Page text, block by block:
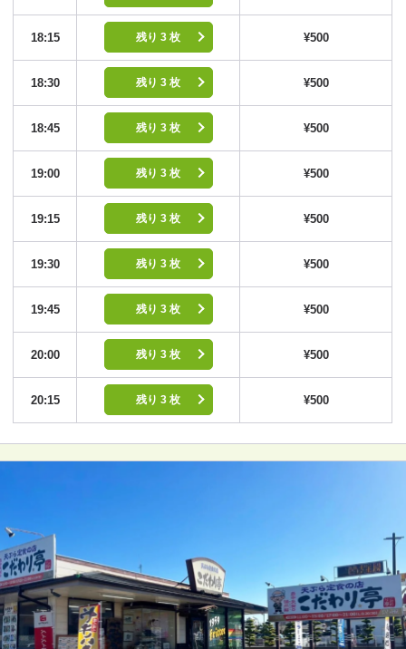
18:15 残り 3 枚 ¥500
18:30 残り 3 枚 ¥500
18:45 残り 3 枚 ¥500
19:00 残り 3 枚 ¥500
19:15 残り 3 枚 ¥500
19:30 残り 3 枚 ¥500
19:45 残り 3 枚 ¥500
20:00 残り 3 枚 ¥500
20:15 残り 3 枚 ¥500